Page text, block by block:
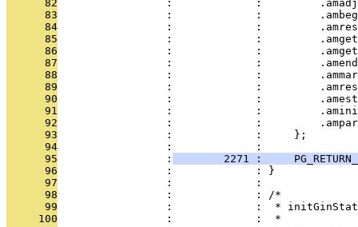
      82
:             :
      83
:             :
      84
:             :
      85
:             :
      86
:             :
      87
:             :
      88
:             :
      89
:             :
      90
:             :
      91
:             :
      92
:             :
      93
                 :             :     };
      94
                 :             :
      95
                 :
2271 :
      96
                 :             : }
      97
                 :             :
      98
                 :             : /*
      99
:             :  *
     100
                 :             :  *